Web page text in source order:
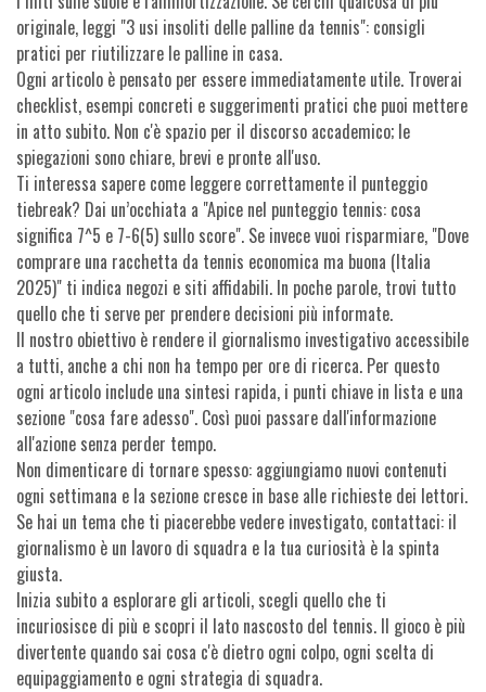
originale, leggi "3 usi insoliti delle palline da tennis": consigli
pratici per riutilizzare le palline in casa.
Ogni articolo è pensato per essere immediatamente utile. Troverai
checklist, esempi concreti e suggerimenti pratici che puoi mettere
in atto subito. Non c'è spazio per il discorso accademico; le
spiegazioni sono chiare, brevi e pronte all'uso.
Ti interessa sapere come leggere correttamente il punteggio
tiebreak? Dai un’occhiata a "Apice nel punteggio tennis: cosa
significa 7^5 e 7-6(5) sullo score". Se invece vuoi risparmiare, "Dove
comprare una racchetta da tennis economica ma buona (Italia
2025)" ti indica negozi e siti affidabili. In poche parole, trovi tutto
quello che ti serve per prendere decisioni più informate.
Il nostro obiettivo è rendere il giornalismo investigativo accessibile
a tutti, anche a chi non ha tempo per ore di ricerca. Per questo
ogni articolo include una sintesi rapida, i punti chiave in lista e una
sezione "cosa fare adesso". Così puoi passare dall'informazione
all'azione senza perder tempo.
Non dimenticare di tornare spesso: aggiungiamo nuovi contenuti
ogni settimana e la sezione cresce in base alle richieste dei lettori.
Se hai un tema che ti piacerebbe vedere investigato, contattaci: il
giornalismo è un lavoro di squadra e la tua curiosità è la spinta
giusta.
Inizia subito a esplorare gli articoli, scegli quello che ti
incuriosisce di più e scopri il lato nascosto del tennis. Il gioco è più
divertente quando sai cosa c'è dietro ogni colpo, ogni scelta di
equipaggiamento e ogni strategia di squadra.